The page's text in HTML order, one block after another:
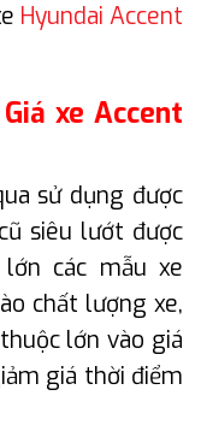
Hyundai Accent
xe Accent
sử dụng được
siêu lướt được
các mẫu xe
chất lượng xe,
lớn vào giá
giá thời điểm